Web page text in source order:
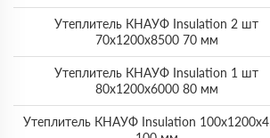
Утеплитель КНАУФ Insulation 2 шт
70х1200х8500 70 мм
Утеплитель КНАУФ Insulation 1 шт
80х1200х6000 80 мм
Утеплитель КНАУФ Insulation